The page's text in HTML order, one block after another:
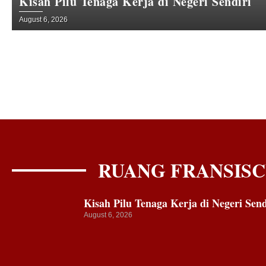
August 6, 2026
RUANG
Kisah Pilu Tenaga Kerja di Negeri
August 6, 2026